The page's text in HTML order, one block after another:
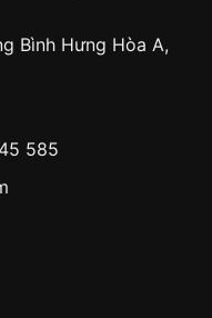
Bình Hưng Hòa A,
585